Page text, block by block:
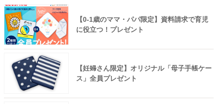
【0-1歳のママ・パパ限定】資料請求で育児
に役立つ！プレゼント
【妊婦さん限定】オリジナル「母子手帳ケー
ス」全員プレゼント